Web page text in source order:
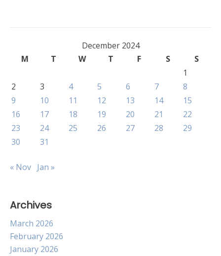
December 2024
M
T W T F S
S
1
2
3 4 5 6 7
8
9
10 11 12 13 14
15
16
17 18 19 20 21
22
23
24 25 26 27 28
29
30
31
« Nov Jan »
Archives
March 2026
February 2026
January 2026